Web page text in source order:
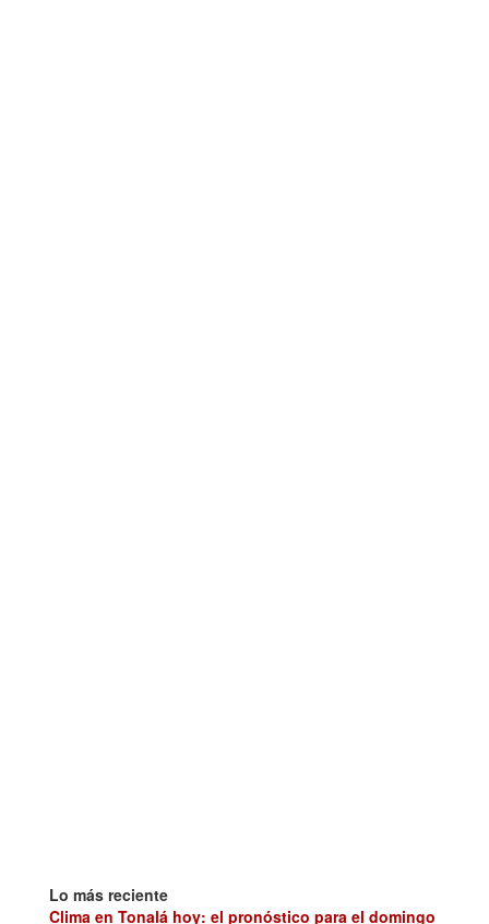
Lo más reciente
Clima en Tonalá hoy: el pronóstico para el domingo